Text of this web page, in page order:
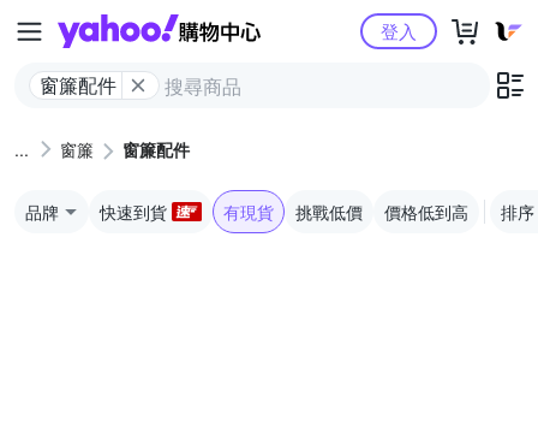
Yahoo購物中心
窗簾配件
登入
窗簾 窗簾配件
品牌 快速到貨 有現貨 挑戰低價 價格低到高 排序